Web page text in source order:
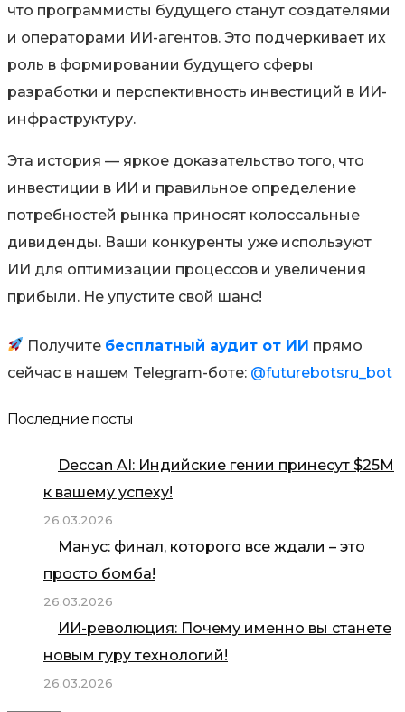
что программисты будущего станут создателями
и операторами ИИ-агентов. Это подчеркивает их
роль в формировании будущего сферы
разработки и перспективность инвестиций в ИИ-
инфраструктуру.
Эта история — яркое доказательство того, что
инвестиции в ИИ и правильное определение
потребностей рынка приносят колоссальные
дивиденды. Ваши конкуренты уже используют
ИИ для оптимизации процессов и увеличения
прибыли. Не упустите свой шанс!
Получите бесплатный аудит от ИИ прямо
сейчас в нашем Telegram-боте: @futurebotsru_bot
Последние посты
Deccan AI: Индийские гении принесут $25М
к вашему успеху!
26.03.2026
Манус: финал, которого все ждали – это
просто бомба!
26.03.2026
ИИ-революция: Почему именно вы станете
новым гуру технологий!
26.03.2026